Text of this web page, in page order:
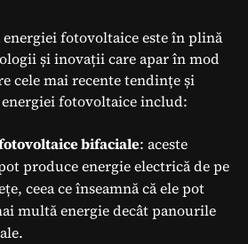
fotovoltaice este în plină
și inovații care apar în mod
cele mai recente tendințe și
fotovoltaice includ:
bifaciale: aceste
produce energie electrică de pe
ceea ce înseamnă că ele pot
multă energie decât panourile